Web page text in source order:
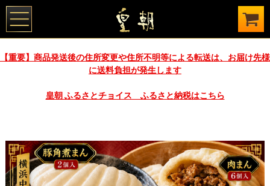
【重要】商品発送後の住所変更や住所不明等による転送は、お届け先様
に送料負担が発生します
皇朝 ふるさとチョイス ふるさと納税はこちら